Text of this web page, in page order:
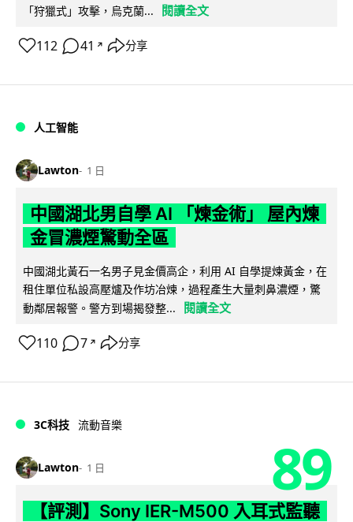
「狩獵式」攻擊，烏克蘭...
閱讀全文
112 41 ↗ 分享
人工智能
Lawton 1 日
中國湖北男自學 AI 「煉金術」 屋內煉
金冒濃煙驚動全區
中國湖北黃石一名男子見金價高企，利用 AI 自學提煉黃金，在
租住單位私設高壓爐及作坊冶煉，過程產生大量刺鼻濃煙，驚
動鄰居報警。警方到場揭發整...
閱讀全文
110 7 ↗ 分享
3C科技 流動音樂
Lawton 1 日 89
【評測】Sony IER-M500 入耳式監聽